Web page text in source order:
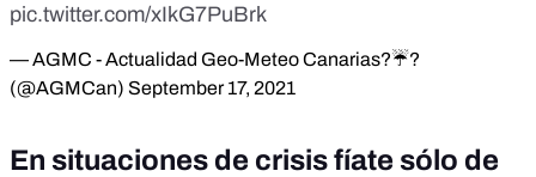
pic.twitter.com/xIkG7PuBrk
— AGMC - Actualidad Geo-Meteo Canarias?☔?
(@AGMCan) September 17, 2021
En situaciones de crisis fíate sólo de